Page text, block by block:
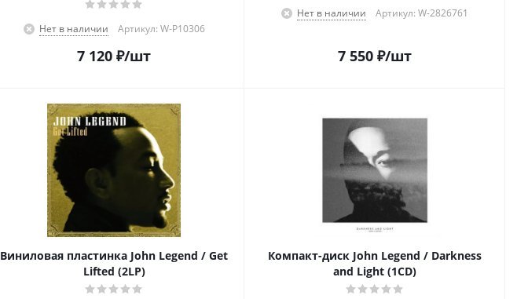
Нет в наличии Артикул: W-P10306
7 120 ₽/шт
Нет в наличии Артикул: W-2826761
7 550 ₽/шт
Виниловая пластинка John Legend / Get
Lifted (2LP)
Компакт-диск John Legend / Darkness
and Light (1CD)